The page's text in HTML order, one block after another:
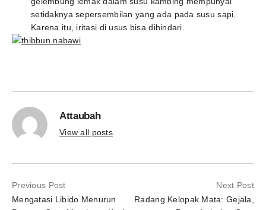
setidaknya sepersembilan yang ada pada susu sapi.
Karena itu, iritasi di usus bisa dihindari.
Attaubah
View all posts
Previous Post
Mengatasi Libido Menurun
Next Post
Radang Kelopak Mata: Gejala,